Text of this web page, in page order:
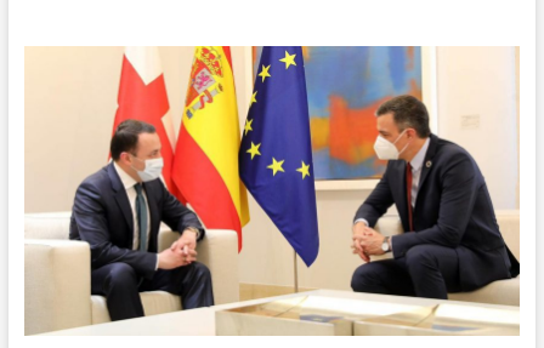
и
рост
товарооборота –
чем
говорили
Абашидзе
и
Карасин?